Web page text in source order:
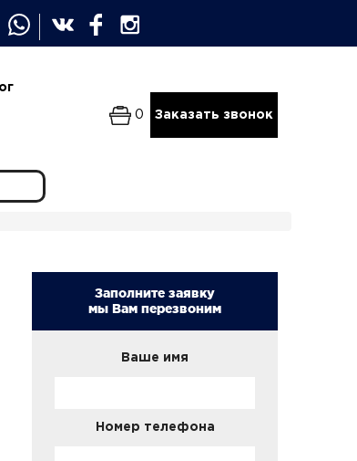
0 Заказать звонок
Заполните заявку
мы Вам перезвоним
Ваше имя
Номер телефона